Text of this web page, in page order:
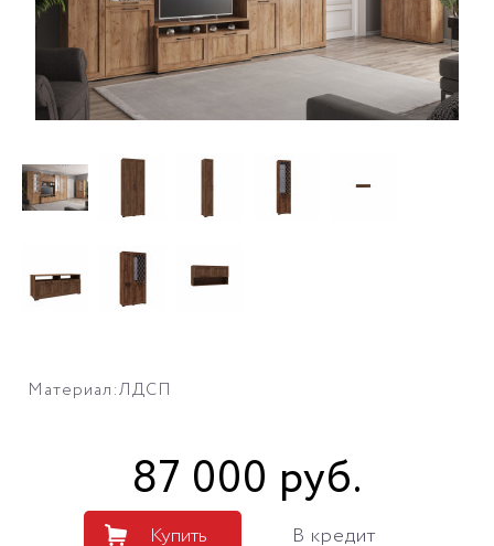
Материал:ЛДСП
87 000 руб.
Купить В кредит